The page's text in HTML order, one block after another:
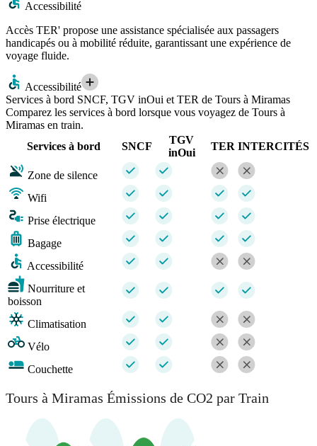
Accessibilité
Accès TER' propose une assistance spécialisée aux passagers
handicapés ou à mobilité réduite, garantissant une expérience de
voyage fluide.
Accessibilité
Services à bord SNCF, TGV inOui et TER de Tours à Miramas
Comparez les services à bord lorsque vous voyagez de Tours à
Miramas en train.
Services à bord
SNCF
TGV
inOui
TER INTERCITÉS
Zone de silence
Wifi
Prise électrique
Bagage
Accessibilité
Nourriture et
boisson
Climatisation
Vélo
Couchette
Tours à Miramas Émissions de CO2 par Train